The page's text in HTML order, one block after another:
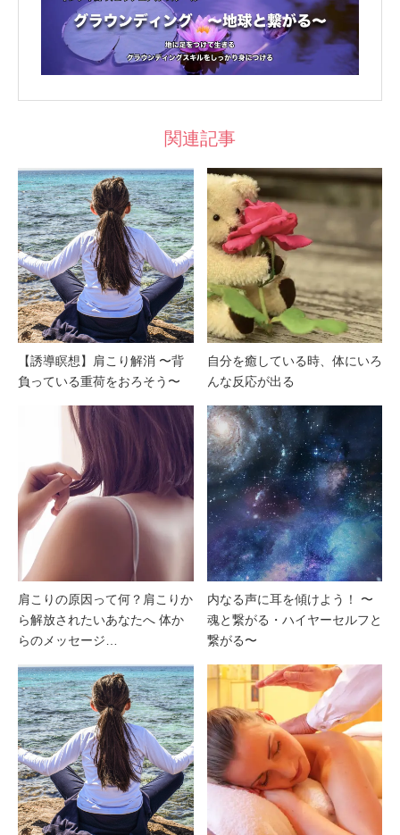
関連記事
【誘導瞑想】肩こり解消 〜背
負っている重荷をおろそう〜
自分を癒している時、体にいろ
んな反応が出る
肩こりの原因って何？肩こりか
ら解放されたいあなたへ 体か
らのメッセージ…
内なる声に耳を傾けよう！ 〜
魂と繋がる・ハイヤーセルフと
繋がる〜